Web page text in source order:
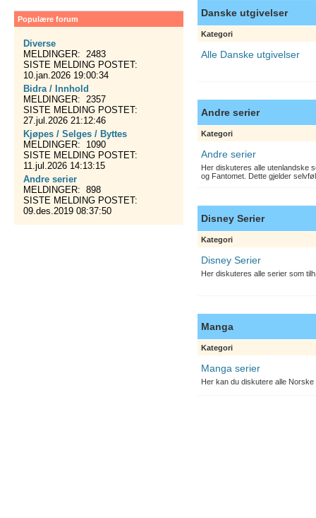
Populære forum
Diverse
MELDINGER: 2483
SISTE MELDING POSTET:
10.jan.2026 19:00:34
Bidra / Innhold
MELDINGER: 2357
SISTE MELDING POSTET:
27.jul.2026 21:12:46
Kjøpes / Selges / Byttes
MELDINGER: 1090
SISTE MELDING POSTET:
11.jul.2026 14:13:15
Andre serier
MELDINGER: 898
SISTE MELDING POSTET:
09.des.2019 08:37:50
Danske utgivelser
Kategori
Alle Danske utgivelser
Andre serier
Kategori
Andre serier
Her diskuteres alle utenlandske
og Fantomet. Dette gjelder
Disney Serier
Kategori
Disney Serier
Her diskuteres alle serier som
Manga
Kategori
Manga serier
Her kan du diskutere alle Norske